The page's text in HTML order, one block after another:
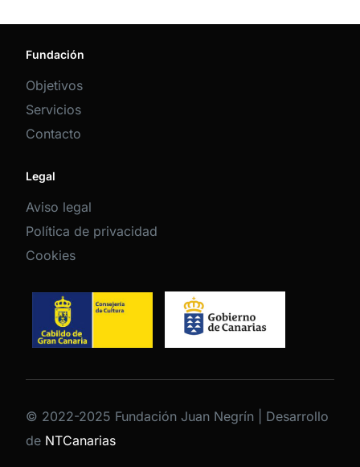
Fundación
Objetivos
Servicios
Contacto
Legal
Aviso legal
Política de privacidad
Cookies
© 2022-2025 Fundación Juan Negrín | Desarrollo
de NTCanarias